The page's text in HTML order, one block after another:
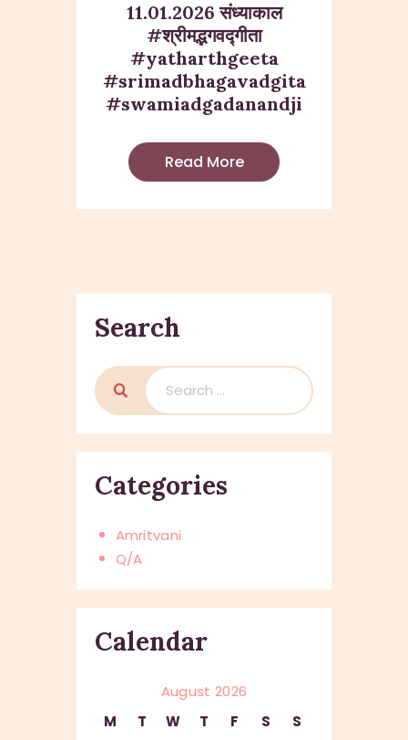
11.01.2026 संध्याकाल
#श्रीमद्भगवद्गीता
#yatharthgeeta
#srimadbhagavadgita
#swamiadgadanandji
Read More
Search
Search
for:
Categories
Amritvani
Q/A
Calendar
August 2026
M
T W T F S
S